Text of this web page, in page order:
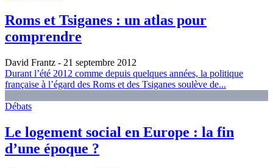
Roms et Tsiganes : un atlas pour
comprendre
David Frantz - 21 septembre 2012
Durant l’été 2012 comme depuis quelques années, la politique
française à l’égard des Roms et des Tsiganes soulève de...
Débats
Le logement social en Europe : la fin
d’une époque ?